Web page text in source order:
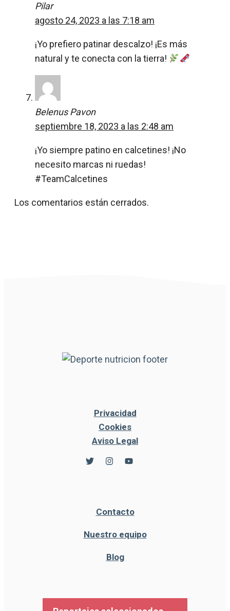
Pilar
agosto 24, 2023 a las 7:18 am
¡Yo prefiero patinar descalzo! ¡Es más
natural y te conecta con la tierra!
Belenus Pavon
septiembre 18, 2023 a las 2:48 am
¡Yo siempre patino en calcetines! ¡No
necesito marcas ni ruedas!
#TeamCalcetines
Los comentarios están cerrados.
Privacidad
Cookies
Aviso Legal
Contacto
Nuestro equipo
Blog